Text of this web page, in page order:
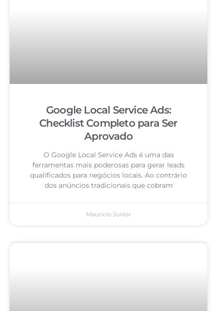
Google Local Service Ads:
Checklist Completo para Ser
Aprovado
O Google Local Service Ads é uma das
ferramentas mais poderosas para gerar leads
qualificados para negócios locais. Ao contrário
dos anúncios tradicionais que cobram
Mauricio Junior